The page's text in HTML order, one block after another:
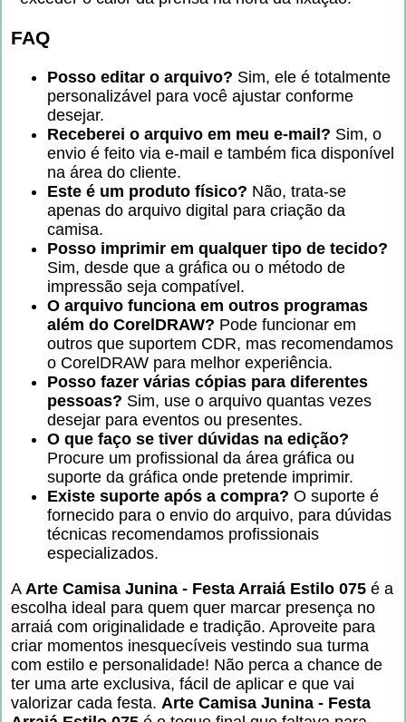
FAQ
Posso editar o arquivo? Sim, ele é totalmente
personalizável para você ajustar conforme
desejar.
Receberei o arquivo em meu e-mail? Sim, o
envio é feito via e-mail e também fica disponível
na área do cliente.
Este é um produto físico? Não, trata-se
apenas do arquivo digital para criação da
camisa.
Posso imprimir em qualquer tipo de tecido?
Sim, desde que a gráfica ou o método de
impressão seja compatível.
O arquivo funciona em outros programas
além do CorelDRAW? Pode funcionar em
outros que suportem CDR, mas recomendamos
o CorelDRAW para melhor experiência.
Posso fazer várias cópias para diferentes
pessoas? Sim, use o arquivo quantas vezes
desejar para eventos ou presentes.
O que faço se tiver dúvidas na edição?
Procure um profissional da área gráfica ou
suporte da gráfica onde pretende imprimir.
Existe suporte após a compra? O suporte é
fornecido para o envio do arquivo, para dúvidas
técnicas recomendamos profissionais
especializados.
A Arte Camisa Junina - Festa Arraiá Estilo 075 é a
escolha ideal para quem quer marcar presença no
arraiá com originalidade e tradição. Aproveite para
criar momentos inesquecíveis vestindo sua turma
com estilo e personalidade! Não perca a chance de
ter uma arte exclusiva, fácil de aplicar e que vai
valorizar cada festa. Arte Camisa Junina - Festa